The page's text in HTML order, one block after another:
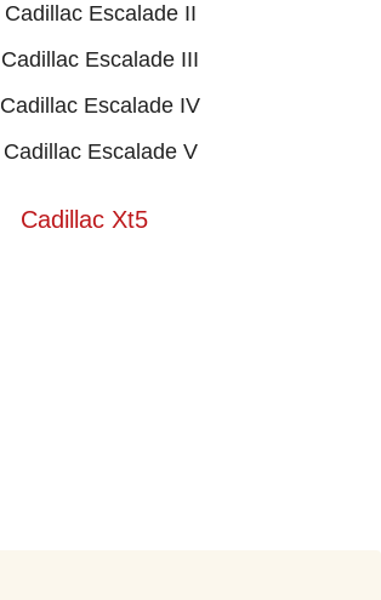
Cadillac Escalade II
Cadillac Escalade III
Cadillac Escalade IV
Cadillac Escalade V
Cadillac Xt5